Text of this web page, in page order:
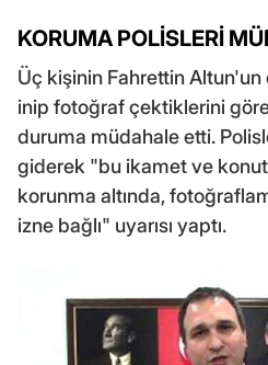
KORUMA POLİSLERİ
Üç kişinin Fahrettin
inip fotoğraf çektiklerini
duruma müdahale etti.
giderek "bu ikamet ve
korunma altında,
izne bağlı" uyarısı yaptı.